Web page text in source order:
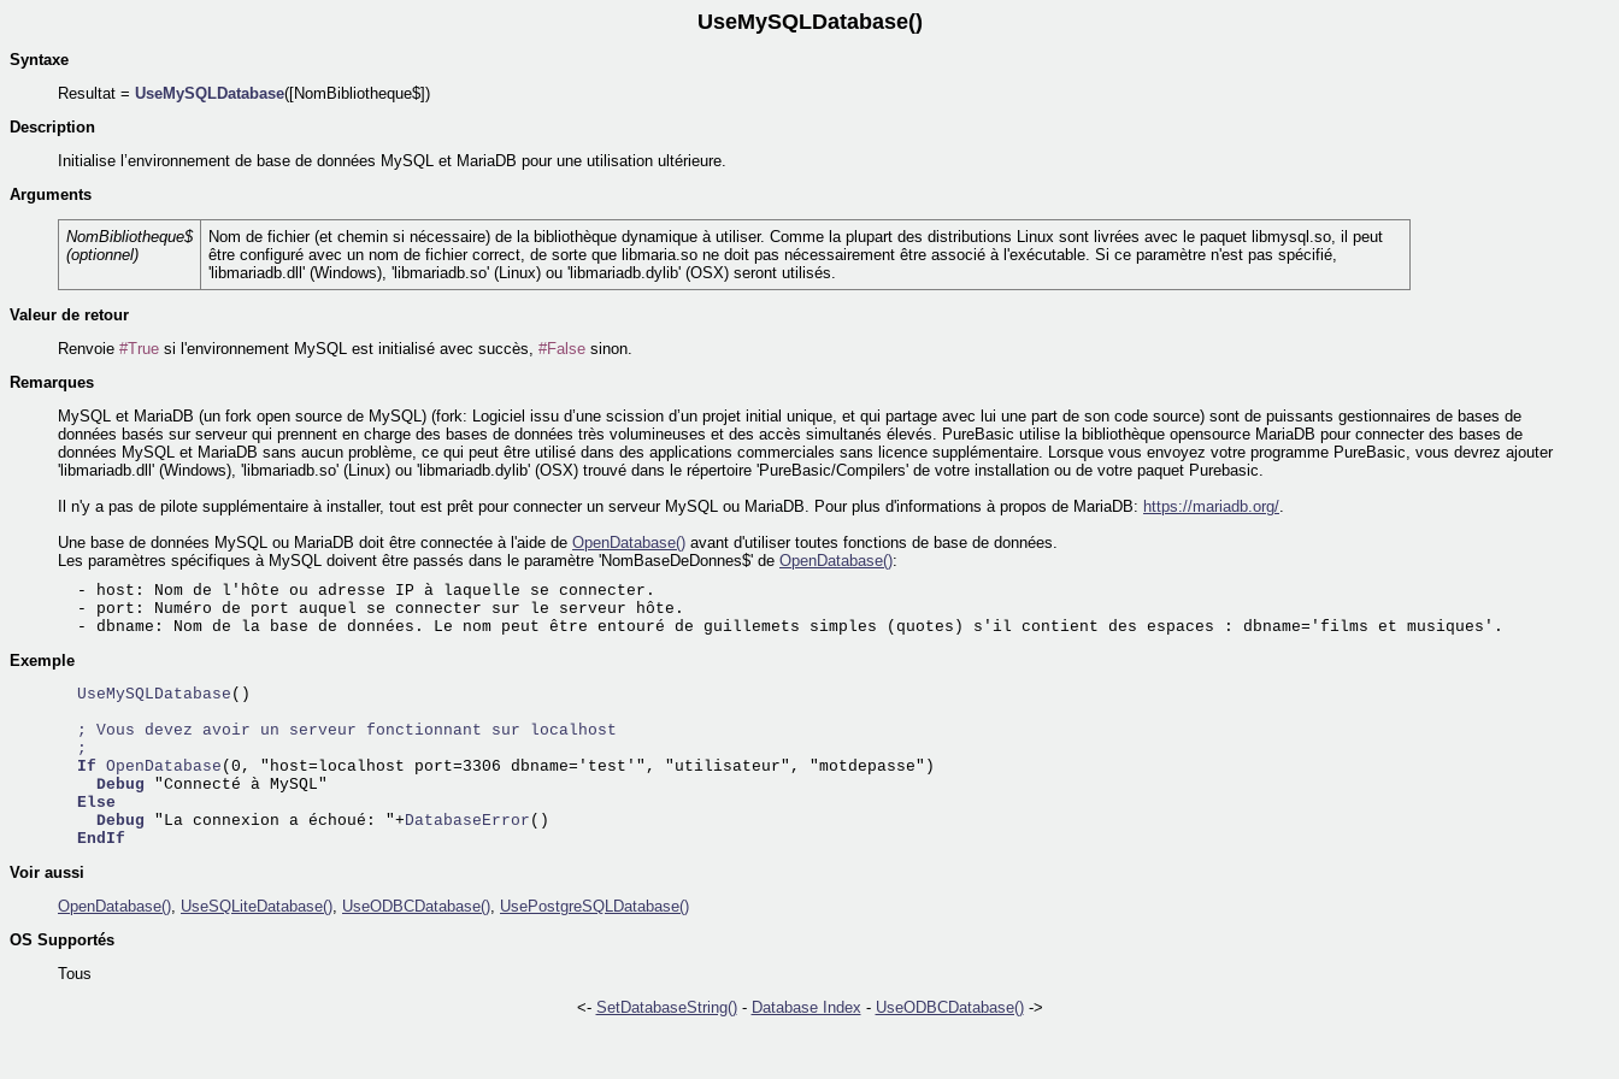
UseMySQLDatabase()
Syntaxe
Resultat = UseMySQLDatabase([NomBibliotheque$])
Description
Initialise l’environnement de base de données MySQL et MariaDB pour une utilisation ultérieure.
Arguments
NomBibliotheque$
(optionnel)
Nom de fichier (et chemin si nécessaire) de la bibliothèque dynamique à utiliser. Comme la plupart des distributions Linux sont livrées avec le paquet libmysql.so, il peut
être configuré avec un nom de fichier correct, de sorte que libmaria.so ne doit pas nécessairement être associé à l'exécutable. Si ce paramètre n'est pas spécifié,
'libmariadb.dll' (Windows), 'libmariadb.so' (Linux) ou 'libmariadb.dylib' (OSX) seront utilisés.
Valeur de retour
Renvoie #True si l'environnement MySQL est initialisé avec succès, #False sinon.
Remarques
MySQL et MariaDB (un fork open source de MySQL) (fork: Logiciel issu d’une scission d’un projet initial unique, et qui partage avec lui une part de son code source) sont de puissants gestionnaires de bases de
données basés sur serveur qui prennent en charge des bases de données très volumineuses et des accès simultanés élevés. PureBasic utilise la bibliothèque opensource MariaDB pour connecter des bases de
données MySQL et MariaDB sans aucun problème, ce qui peut être utilisé dans des applications commerciales sans licence supplémentaire. Lorsque vous envoyez votre programme PureBasic, vous devrez ajouter
'libmariadb.dll' (Windows), 'libmariadb.so' (Linux) ou 'libmariadb.dylib' (OSX) trouvé dans le répertoire 'PureBasic/Compilers' de votre installation ou de votre paquet Purebasic.
Il n'y a pas de pilote supplémentaire à installer, tout est prêt pour connecter un serveur MySQL ou MariaDB. Pour plus d'informations à propos de MariaDB: https://mariadb.org/.
Une base de données MySQL ou MariaDB doit être connectée à l'aide de OpenDatabase() avant d'utiliser toutes fonctions de base de données.
Les paramètres spécifiques à MySQL doivent être passés dans le paramètre 'NomBaseDeDonnes$' de OpenDatabase():
  - host: Nom de l'hôte ou adresse IP à laquelle se connecter.
  - port: Numéro de port auquel se connecter sur le serveur hôte.
Exemple
  UseMySQLDatabase
()
; Vous devez avoir un serveur fonctionnant sur localhost
;
If OpenDatabase (0, "host=localhost port=3306 dbname='test'", "utilisateur", "motdepasse")
Debug "Connecté à MySQL"
Else
Debug "La connexion a échoué: "+DatabaseError ()
EndIf
Voir aussi
OpenDatabase(), UseSQLiteDatabase(), UseODBCDatabase(), UsePostgreSQLDatabase()
OS Supportés
Tous
<- SetDatabaseString()- Database Index - UseODBCDatabase()->